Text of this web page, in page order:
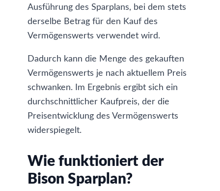
Ausführung des Sparplans, bei dem stets
derselbe Betrag für den Kauf des
Vermögenswerts verwendet wird.
Dadurch kann die Menge des gekauften
Vermögenswerts je nach aktuellem Preis
schwanken. Im Ergebnis ergibt sich ein
durchschnittlicher Kaufpreis, der die
Preisentwicklung des Vermögenswerts
widerspiegelt.
Wie funktioniert der
Bison Sparplan?